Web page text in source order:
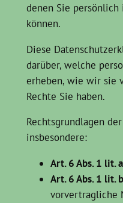
denen Sie
können.
Diese
darüber, welche
erheben, wie wir sie
Rechte Sie haben.
Rechtsgrundlagen
insbesondere:
Art. 6 Abs. 1 lit. a
Art. 6 Abs. 1 lit.
vorvertragliche